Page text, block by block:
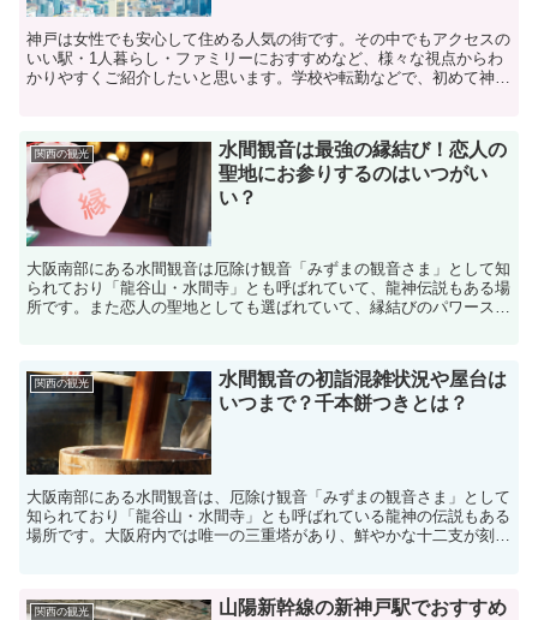
神戸は女性でも安心して住める人気の街です。その中でもアクセスの
いい駅・1人暮らし・ファミリーにおすすめなど、様々な視点からわ
かりやすくご紹介したいと思います。学校や転勤などで、初めて神戸
関西の観光
水間観音は最強の縁結び！恋人の
聖地にお参りするのはいつがい
い？
大阪南部にある水間観音は厄除け観音「みずまの観音さま」として知
られており「龍谷山・水間寺」とも呼ばれていて、龍神伝説もある場
所です。また恋人の聖地としても選ばれていて、縁結びのパワースポ
関西の観光
水間観音の初詣混雑状況や屋台は
いつまで？千本餅つきとは？
大阪南部にある水間観音は、厄除け観音「みずまの観音さま」として
知られており「龍谷山・水間寺」とも呼ばれている龍神の伝説もある
場所です。大阪府内では唯一の三重塔があり、鮮やかな十二支が刻ま
関西の観光
山陽新幹線の新神戸駅でおすすめ